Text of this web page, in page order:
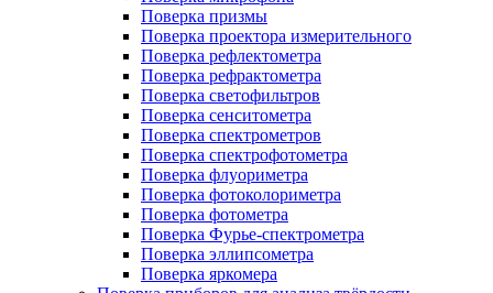
Поверка призмы
Поверка проектора измерительного
Поверка рефлектометра
Поверка рефрактометра
Поверка светофильтров
Поверка сенситометра
Поверка спектрометров
Поверка спектрофотометра
Поверка флуориметра
Поверка фотоколориметра
Поверка фотометра
Поверка Фурье-спектрометра
Поверка эллипсометра
Поверка яркомера